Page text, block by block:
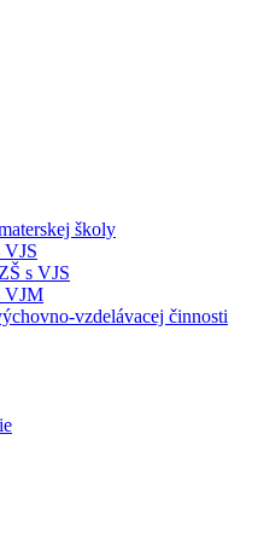
školy
VJS
s VJS
VJM
vzdelávacej činnosti